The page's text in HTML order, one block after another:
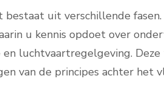
uit verschillende
u kennis opdoet over
luchtvaartregelgeving.
van de principes achter het